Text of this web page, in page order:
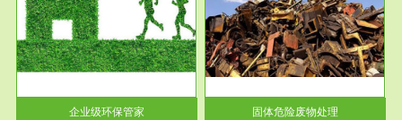
企业级环保管家
固体危险废物处理
固体废物解释：固体废物是指人
们在生产建设、日常生活和其他
活动中...
固体危险废物处理